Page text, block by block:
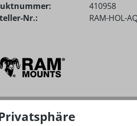
410958
Nr.:
RAM-HOL-